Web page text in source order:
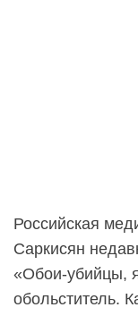
Российская
Саркисян
«Обои-убийцы,
обольститель.